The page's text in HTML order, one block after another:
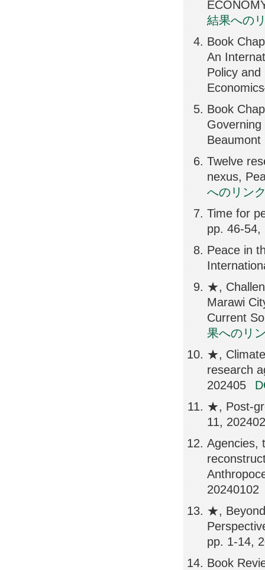
結果への
Book
An
Policy
Book
Beaumont
Twelve
nexus,
へのリン
Time for
pp. 46-54,
Peace in
★,
Marawi
Current
果へのリ
★, Climate
research
202405
★, Post-
11,
Agencies,
20240102
★,
pp. 1-14,
Book